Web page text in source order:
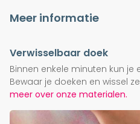
Meer informatie
Verwisselbaar doek
Binnen enkele minuten kun je
Bewaar je doeken en wissel
meer over onze materialen.